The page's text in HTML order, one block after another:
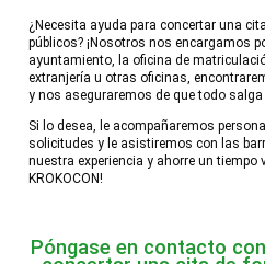
¿Necesita ayuda para concertar una
públicos? ¡Nosotros nos encargamos
ayuntamiento, la oficina de
extranjería u otras oficinas,
y nos aseguraremos de que todo salga
Si lo desea, le acompañaremos
solicitudes y le asistiremos con las
nuestra experiencia y ahorre un tiempo
KROKOCON!
Póngase en contacto